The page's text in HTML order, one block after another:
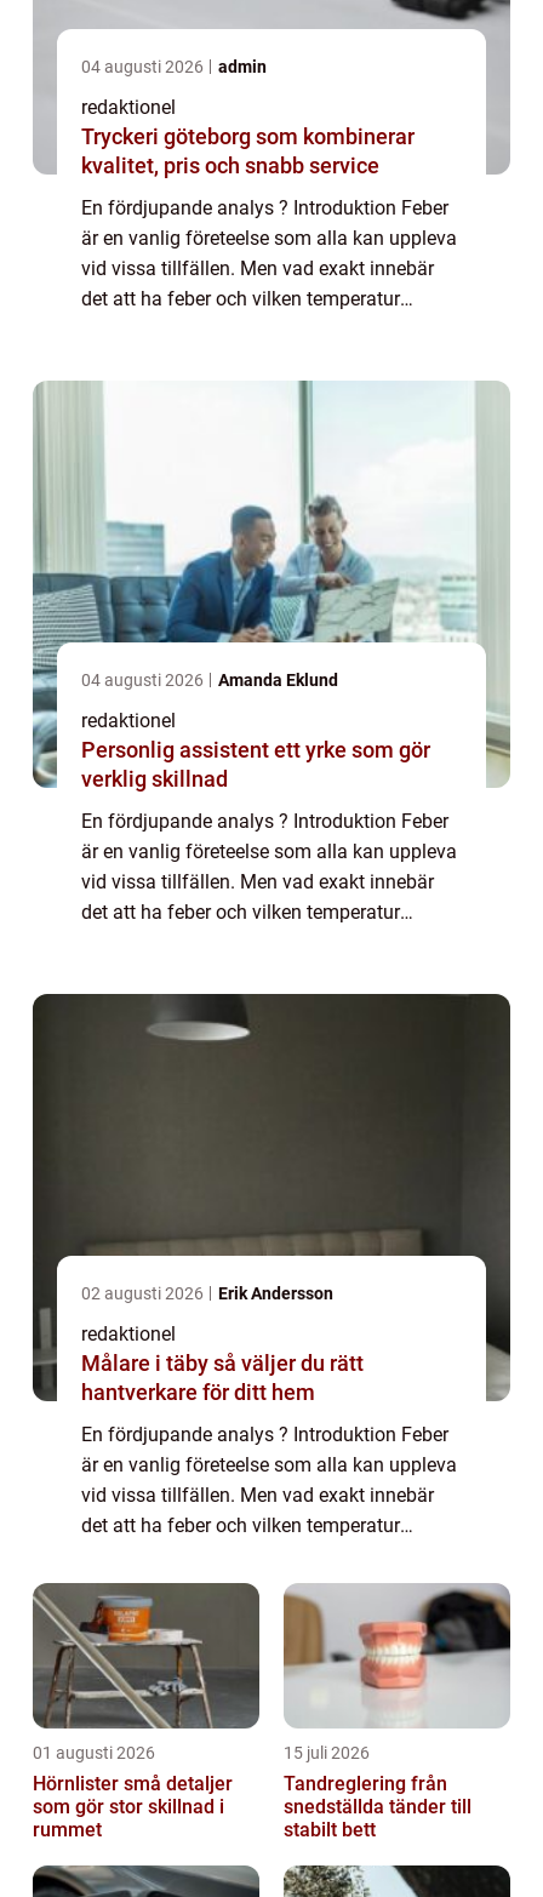
04 augusti 2026 admin
redaktionel
Tryckeri göteborg som kombinerar
kvalitet, pris och snabb service
En fördjupande analys ? Introduktion Feber
är en vanlig företeelse som alla kan uppleva
vid vissa tillfällen. Men vad exakt innebär
det att ha feber och vilken temperatur
04 augusti 2026 Amanda Eklund
redaktionel
Personlig assistent ett yrke som gör
verklig skillnad
En fördjupande analys ? Introduktion Feber
är en vanlig företeelse som alla kan uppleva
vid vissa tillfällen. Men vad exakt innebär
det att ha feber och vilken temperatur
02 augusti 2026 Erik Andersson
redaktionel
Målare i täby så väljer du rätt
hantverkare för ditt hem
En fördjupande analys ? Introduktion Feber
är en vanlig företeelse som alla kan uppleva
vid vissa tillfällen. Men vad exakt innebär
det att ha feber och vilken temperatur
vi att ge en grundlig översikt över...
01 augusti 2026
Hörnlister små detaljer
som gör stor skillnad i
rummet
15 juli 2026
Tandreglering från
snedställda tänder till
stabilt bett